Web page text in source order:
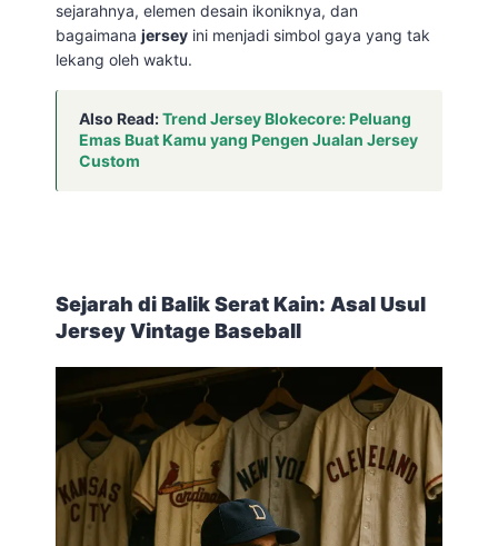
sejarahnya, elemen desain ikoniknya, dan
bagaimana jersey ini menjadi simbol gaya yang tak
lekang oleh waktu.
Also Read:Trend Jersey Blokecore: Peluang
Emas Buat Kamu yang Pengen Jualan Jersey
Custom
Sejarah di Balik Serat Kain: Asal Usul
Jersey Vintage Baseball